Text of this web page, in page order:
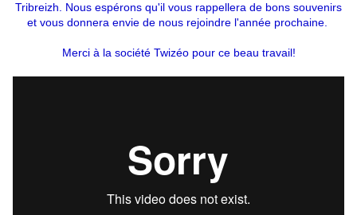
Tribreizh. Nous espérons qu'il vous rappellera de bons souvenirs
et vous donnera envie de nous rejoindre l'année prochaine.
Merci à la société Twizéo pour ce beau travail!